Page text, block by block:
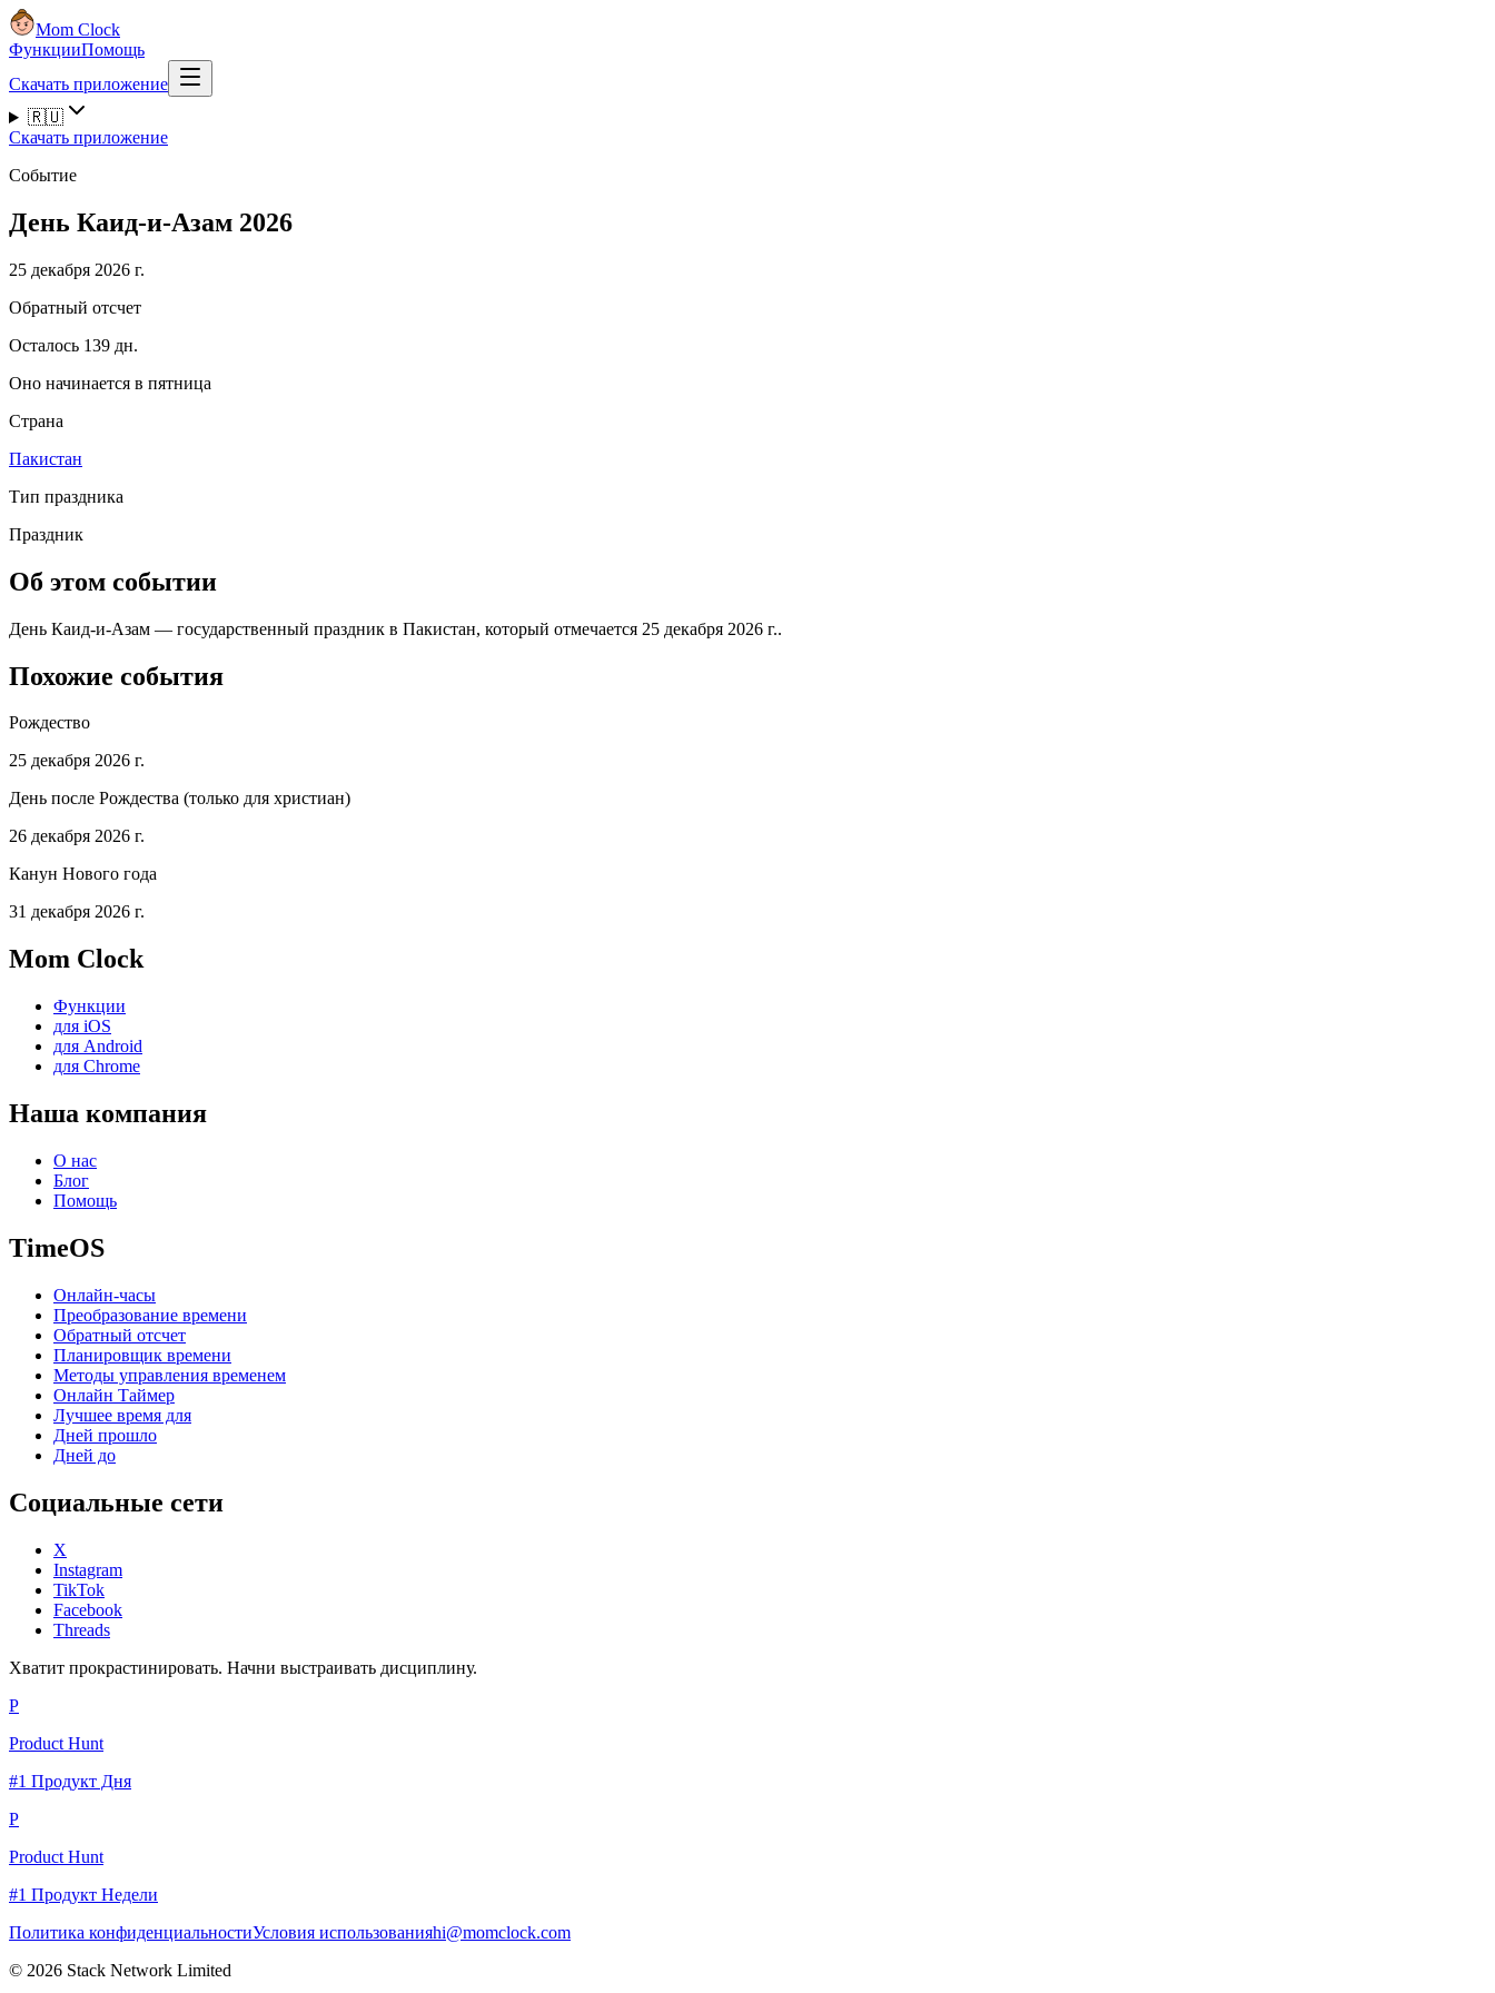
Mom Clock
ФункцииПомощь
Скачать приложение
🇷🇺
Скачать приложение
Событие
День Каид-и-Азам 2026
25 декабря 2026 г.
Обратный отсчет
Осталось 139 дн.
Оно начинается в пятница
Страна
Пакистан
Тип праздника
Праздник
Об этом событии
День Каид-и-Азам — государственный праздник в Пакистан, который отмечается 25 декабря 2026 г..
Похожие события
Рождество
25 декабря 2026 г.
День после Рождества (только для христиан)
26 декабря 2026 г.
Канун Нового года
31 декабря 2026 г.
Mom Clock
Функции
для iOS
для Android
для Chrome
Наша компания
О нас
Блог
Помощь
TimeOS
Онлайн-часы
Преобразование времени
Обратный отсчет
Планировщик времени
Методы управления временем
Онлайн Таймер
Лучшее время для
Дней прошло
Дней до
Социальные сети
X
Instagram
TikTok
Facebook
Threads
Хватит прокрастинировать. Начни выстраивать дисциплину.
P
Product Hunt
#1 Продукт Дня
P
Product Hunt
#1 Продукт Недели
Политика конфиденциальностиУсловия использованияhi@momclock.com
© 2026 Stack Network Limited